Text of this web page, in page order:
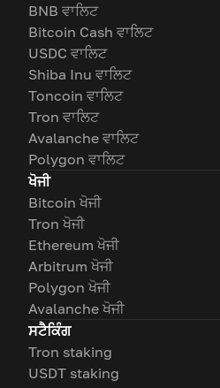
BNB ਵਾਲਿਟ
Bitcoin Cash ਵਾਲਿਟ
USDC ਵਾਲਿਟ
Shiba Inu ਵਾਲਿਟ
Toncoin ਵਾਲਿਟ
Tron ਵਾਲਿਟ
Avalanche ਵਾਲਿਟ
Polygon ਵਾਲਿਟ
ਖੋਜੀ
Bitcoin ਖੋਜੀ
Tron ਖੋਜੀ
Ethereum ਖੋਜੀ
Arbitrum ਖੋਜੀ
Polygon ਖੋਜੀ
Avalanche ਖੋਜੀ
ਸਟੈਕਿੰਗ
Tron staking
USDT staking